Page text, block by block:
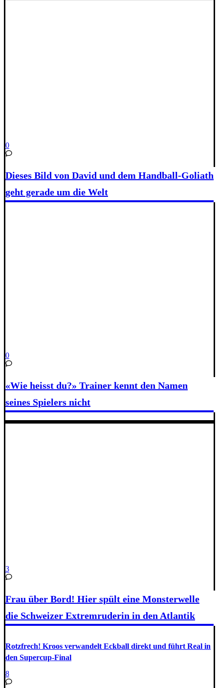
0
Dieses Bild von David und dem Handball-Goliath
geht gerade um die Welt
0
«Wie heisst du?» Trainer kennt den Namen
seines Spielers nicht
3
Frau über Bord! Hier spült eine Monsterwelle
die Schweizer Extremruderin in den Atlantik
Rotzfrech! Kroos verwandelt Eckball direkt und führt Real in
den Supercup-Final
8